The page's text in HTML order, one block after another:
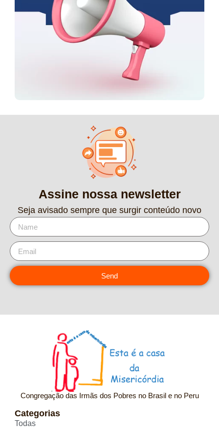
Assine nossa newsletter
Seja avisado sempre que surgir conteúdo novo
Send
Congregação das Irmãs dos Pobres no Brasil e no Peru
Categorias
Todas